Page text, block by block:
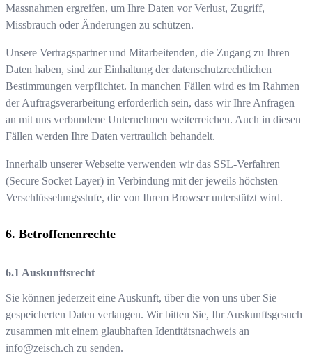
Massnahmen ergreifen, um Ihre Daten vor Verlust, Zugriff,
Missbrauch oder Änderungen zu schützen.
Unsere Vertragspartner und Mitarbeitenden, die Zugang zu Ihren
Daten haben, sind zur Einhaltung der datenschutzrechtlichen
Bestimmungen verpflichtet. In manchen Fällen wird es im Rahmen
der Auftragsverarbeitung erforderlich sein, dass wir Ihre Anfragen
an mit uns verbundene Unternehmen weiterreichen. Auch in diesen
Fällen werden Ihre Daten vertraulich behandelt.
Innerhalb unserer Webseite verwenden wir das SSL-Verfahren
(Secure Socket Layer) in Verbindung mit der jeweils höchsten
Verschlüsselungsstufe, die von Ihrem Browser unterstützt wird.
Betroffenenrechte
Auskunftsrecht
Sie können jederzeit eine Auskunft, über die von uns über Sie
gespeicherten Daten verlangen. Wir bitten Sie, Ihr Auskunftsgesuch
zusammen mit einem glaubhaften Identitätsnachweis an
info@zeisch.ch zu senden.